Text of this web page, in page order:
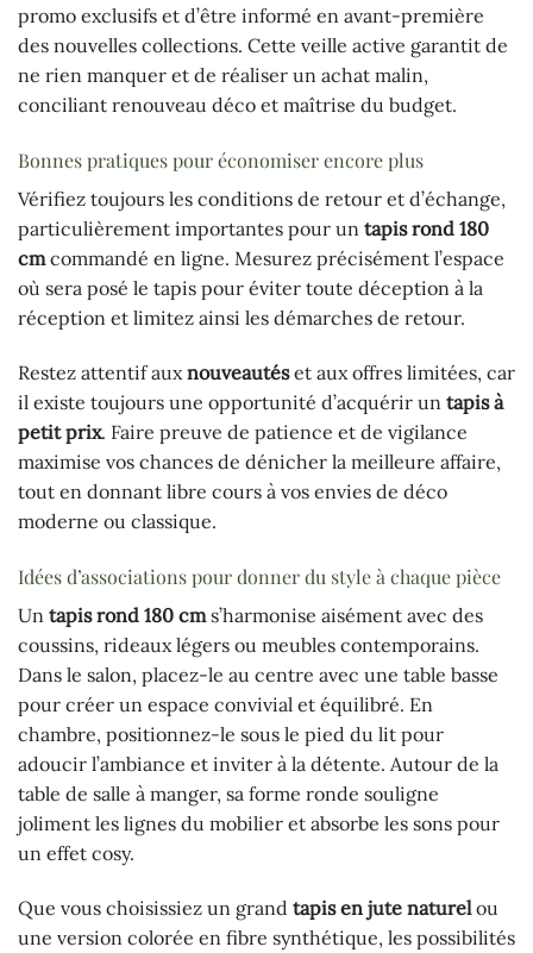
promo exclusifs et d’être informé en avant-première
des nouvelles collections. Cette veille active garantit de
ne rien manquer et de réaliser un achat malin,
conciliant renouveau déco et maîtrise du budget.
Bonnes pratiques pour économiser encore plus
Vérifiez toujours les conditions de retour et d’échange,
particulièrement importantes pour un tapis rond 180
cmcommandé en ligne. Mesurez précisément l’espace
où sera posé le tapis pour éviter toute déception à la
réception et limitez ainsi les démarches de retour.
Restez attentif auxnouveautéset aux offres limitées, car
il existe toujours une opportunité d’acquérir un tapis à
petit prix. Faire preuve de patience et de vigilance
maximise vos chances de dénicher la meilleure affaire,
tout en donnant libre cours à vos envies de déco
moderne ou classique.
Idées d’associations pour donner du style à chaque pièce
Un tapis rond 180 cms’harmonise aisément avec des
coussins, rideaux légers ou meubles contemporains.
Dans le salon, placez-le au centre avec une table basse
pour créer un espace convivial et équilibré. En
chambre, positionnez-le sous le pied du lit pour
adoucir l’ambiance et inviter à la détente. Autour de la
table de salle à manger, sa forme ronde souligne
joliment les lignes du mobilier et absorbe les sons pour
un effet cosy.
Que vous choisissiez un grand tapis en jute naturelou
une version colorée en fibre synthétique, les possibilités